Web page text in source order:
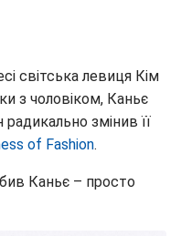
світська левиця Кім
з чоловіком, Каньє
змінив її
of Fashion.
Каньє – просто